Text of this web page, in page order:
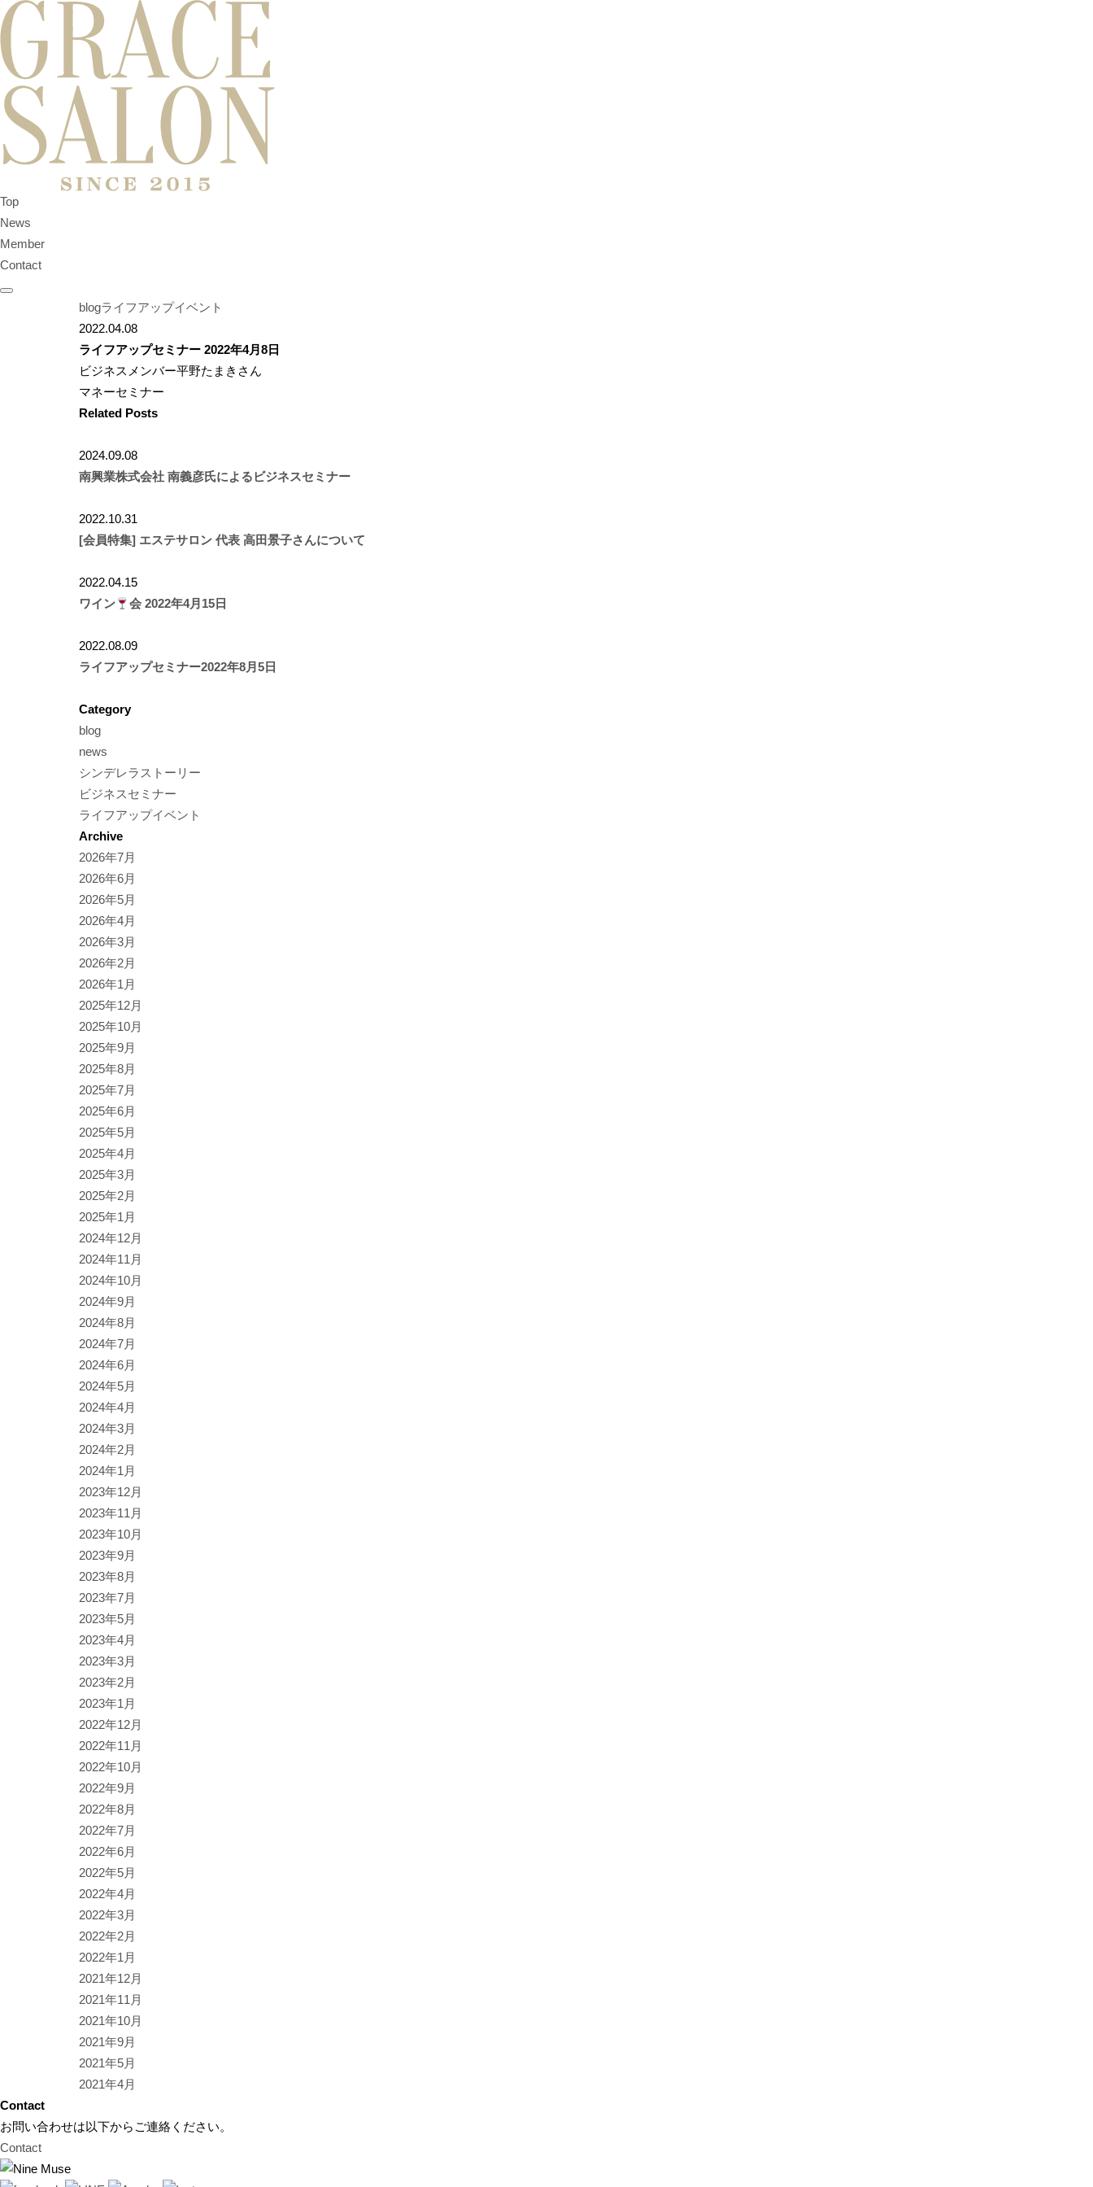
Top
News
Member
Contact
blogライフアップイベント
2022.04.08
ライフアップセミナー 2022年4月8日
ビジネスメンバー平野たまきさん
マネーセミナー
Related Posts
2024.09.08
南興業株式会社 南義彦氏によるビジネスセミナー
2022.10.31
[会員特集] エステサロン 代表 高田景子さんについて
2022.04.15
ワイン
会 2022年4月15日
2022.08.09
ライフアップセミナー2022年8月5日
Category
blog
news
シンデレラストーリー
ビジネスセミナー
ライフアップイベント
Archive
2026年7月
2026年6月
2026年5月
2026年4月
2026年3月
2026年2月
2026年1月
2025年12月
2025年10月
2025年9月
2025年8月
2025年7月
2025年6月
2025年5月
2025年4月
2025年3月
2025年2月
2025年1月
2024年12月
2024年11月
2024年10月
2024年9月
2024年8月
2024年7月
2024年6月
2024年5月
2024年4月
2024年3月
2024年2月
2024年1月
2023年12月
2023年11月
2023年10月
2023年9月
2023年8月
2023年7月
2023年5月
2023年4月
2023年3月
2023年2月
2023年1月
2022年12月
2022年11月
2022年10月
2022年9月
2022年8月
2022年7月
2022年6月
2022年5月
2022年4月
2022年3月
2022年2月
2022年1月
2021年12月
2021年11月
2021年10月
2021年9月
2021年5月
2021年4月
Contact
お問い合わせは以下からご連絡ください。
Contact